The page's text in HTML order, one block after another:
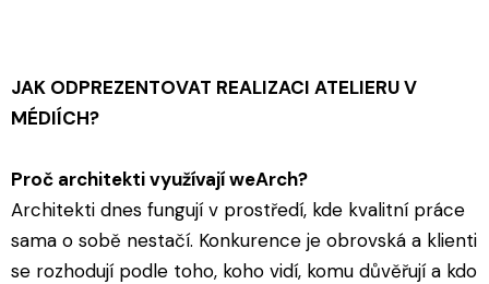
JAK ODPREZENTOVAT REALIZACI ATELIERU V
MÉDIÍCH?
Proč architekti využívají weArch?
Architekti dnes fungují v prostředí, kde kvalitní práce
sama o sobě nestačí. Konkurence je obrovská a klienti
se rozhodují podle toho, koho vidí, komu důvěřují a kdo